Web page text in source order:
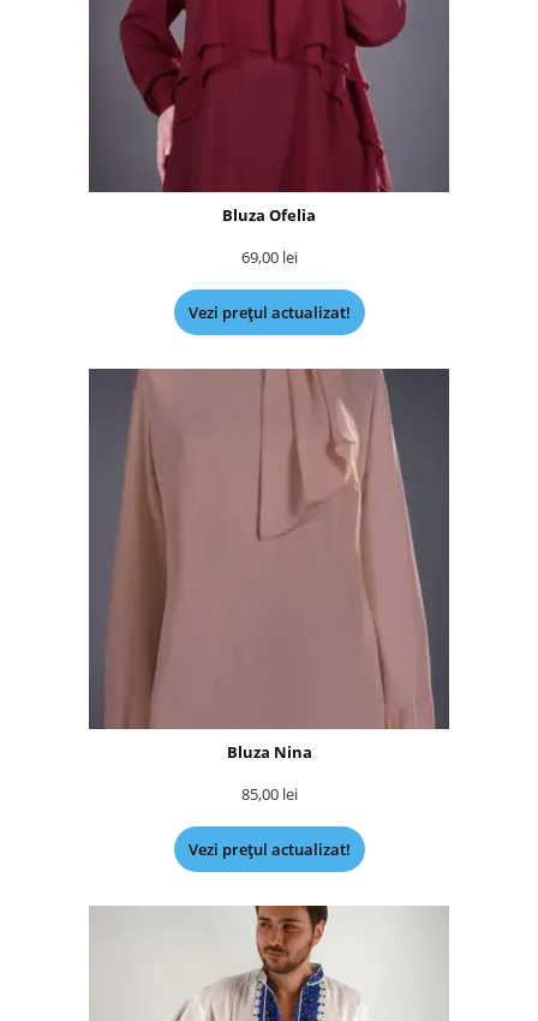
Bluza Ofelia
69,00 lei
Vezi prețul actualizat!
Bluza Nina
85,00 lei
Vezi prețul actualizat!